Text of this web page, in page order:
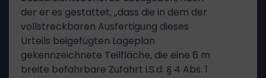
der er es gestattet, „dass die in dem der
vollstreckbaren Ausfertigung dieses
Urteils beigefügten Lageplan
gekennzeichnete Teilfläche, die eine 6 m
breite befahrbare Zufahrt i.S.d. § 4 Abs. 1